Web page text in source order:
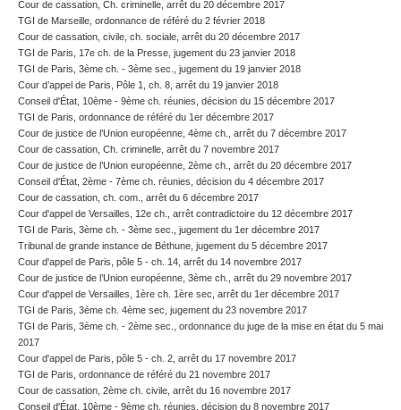
Cour de cassation, Ch. criminelle, arrêt du 20 décembre 2017
TGI de Marseille, ordonnance de référé du 2 février 2018
Cour de cassation, civile, ch. sociale, arrêt du 20 décembre 2017
TGI de Paris, 17e ch. de la Presse, jugement du 23 janvier 2018
TGI de Paris, 3ème ch. - 3ème sec., jugement du 19 janvier 2018
Cour d’appel de Paris, Pôle 1, ch. 8, arrêt du 19 janvier 2018
Conseil d'État, 10ème - 9ème ch. réunies, décision du 15 décembre 2017
TGI de Paris, ordonnance de référé du 1er décembre 2017
Cour de justice de l’Union européenne, 4ème ch., arrêt du 7 décembre 2017
Cour de cassation, Ch. criminelle, arrêt du 7 novembre 2017
Cour de justice de l’Union européenne, 2ème ch., arrêt du 20 décembre 2017
Conseil d'État, 2ème - 7ème ch. réunies, décision du 4 décembre 2017
Cour de cassation, ch. com., arrêt du 6 décembre 2017
Cour d'appel de Versailles, 12e ch., arrêt contradictoire du 12 décembre 2017
TGI de Paris, 3ème ch. - 3ème sec., jugement du 1er décembre 2017
Tribunal de grande instance de Béthune, jugement du 5 décembre 2017
Cour d'appel de Paris, pôle 5 - ch. 14, arrêt du 14 novembre 2017
Cour de justice de l’Union européenne, 3ème ch., arrêt du 29 novembre 2017
Cour d'appel de Versailles, 1ère ch. 1ère sec, arrêt du 1er décembre 2017
TGI de Paris, 3ème ch. 4ème sec, jugement du 23 novembre 2017
TGI de Paris, 3ème ch. - 2ème sec., ordonnance du juge de la mise en état du 5 mai
2017
Cour d'appel de Paris, pôle 5 - ch. 2, arrêt du 17 novembre 2017
TGI de Paris, ordonnance de référé du 21 novembre 2017
Cour de cassation, 2ème ch. civile, arrêt du 16 novembre 2017
Conseil d'État, 10ème - 9ème ch. réunies, décision du 8 novembre 2017